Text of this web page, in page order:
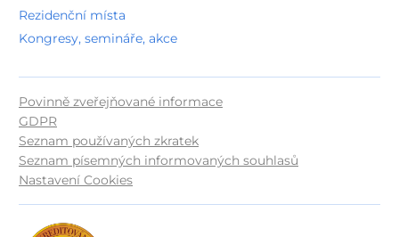
Rezidenční místa
Kongresy, semináře, akce
Povinně zveřejňované informace
GDPR
Seznam používaných zkratek
Seznam písemných informovaných souhlasů
Nastavení Cookies